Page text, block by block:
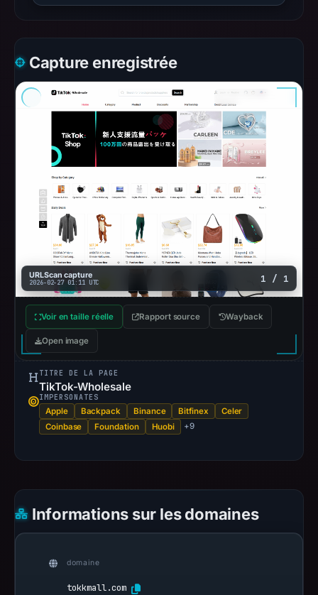
Capture enregistrée
URLScan capture
2026-02-27 01:11 UTC 1 / 1
Voir en taille réelle Rapport source Wayback
Open image
TITRE DE LA PAGE
TikTok-Wholesale
IMPERSONATES
Apple Backpack Binance Bitfinex
Celer
Coinbase
Foundation Huobi +9
Informations sur les domaines
domaine
tokkmall.com